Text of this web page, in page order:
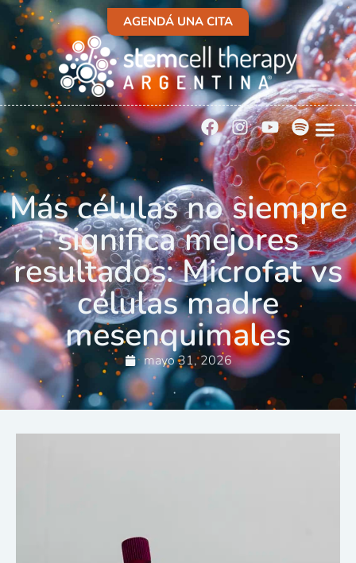
AGENDÁ UNA CITA
Más células no siempre
significa mejores
resultados: Microfat vs
células madre
mesenquimales
mayo 31, 2026